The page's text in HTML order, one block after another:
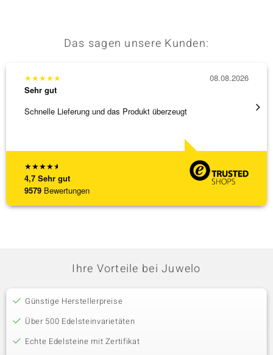
Das sagen unsere Kunden:
★★★★★
4,7 Sehr gut
9579 Bewertungen
★★★★★
Sehr gut
Schnelle Lieferung und das Produkt überzeugt
08.08.2026
Ihre Vorteile bei Juwelo
Günstige Herstellerpreise
Über 500 Edelsteinvarietäten
Echte Edelsteine mit Zertifikat